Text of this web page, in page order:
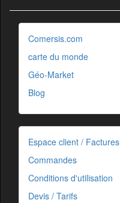
Comersis.com
carte du monde
Géo-Market
Blog
Espace client / Factures
Commandes
Conditions d'utilisation
Devis / Tarifs